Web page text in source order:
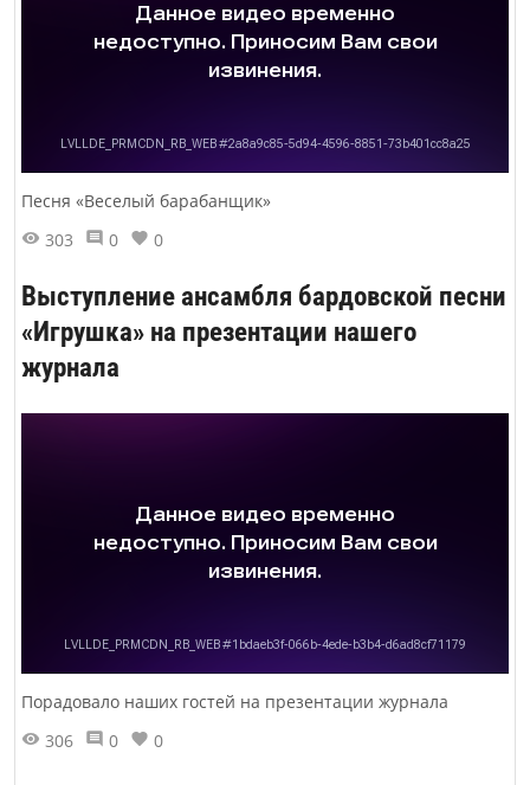
Песня «Веселый барабанщик»
303
0 0
Выступление ансамбля бардовской песни
«Игрушка» на презентации нашего
журнала
Порадовало наших гостей на презентации журнала
306
0 0